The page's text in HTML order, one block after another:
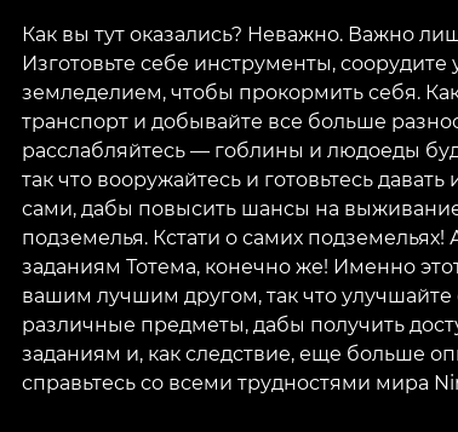
Как вы тут оказались? Неважно. Важно
Изготовьте себе инструменты,
земледелием, чтобы прокормить себя.
транспорт и добывайте все больше
расслабляйтесь — гоблины и людоеды
так что вооружайтесь и готовьтесь
сами, дабы повысить шансы на
подземелья. Кстати о самих подземельях!
заданиям Тотема, конечно же! Именно
вашим лучшим другом, так что
различные предметы, дабы получить
заданиям и, как следствие, еще больше
справьтесь со всеми трудностями мира